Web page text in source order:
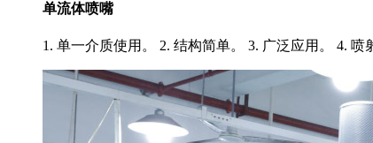
单流体喷嘴
1. 单一介质使用。 2. 结构简单。 3. 广泛应用。 4.